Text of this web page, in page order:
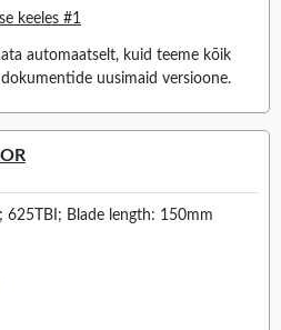
keeles #1
automaatselt, kuid teeme kõik
uusimaid versioone.
Blade length: 150mm